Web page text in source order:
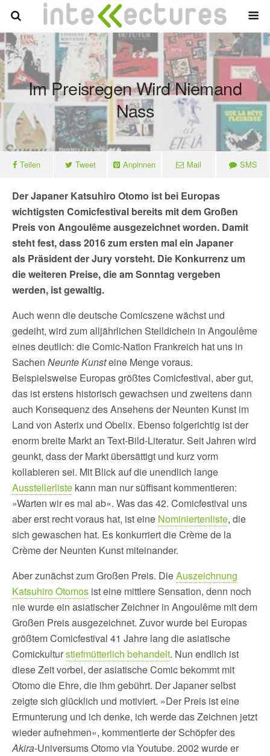
Im Preisregen Wird Niemand
Nass
Teilen Tweet Anpinnen Mail SMS
Der Japaner Katsuhiro Otomo ist bei Europas
wichtigsten Comicfestival bereits mit dem Großen
Preis von Angoulême ausgezeichnet worden. Damit
steht fest, dass 2016 zum ersten mal ein Japaner
als Präsident der Jury vorsteht. Die Konkurrenz um
die weiteren Preise, die am Sonntag vergeben
werden, ist gewaltig.
Auch wenn die deutsche Comicszene wächst und
gedeiht, wird zum alljährlichen Stelldichein in Angoulême
eines deutlich: die Comic-Nation Frankreich hat uns in
Sachen Neunte Kunsteine Menge voraus.
Beispielsweise Europas größtes Comicfestival, aber gut,
das ist erstens historisch gewachsen und zweitens dann
auch Konsequenz des Ansehens der Neunten Kunst im
Land von Asterix und Obelix. Ebenso folgerichtig ist der
enorm breite Markt an Text-Bild-Literatur. Seit Jahren wird
geunkt, dass der Markt übersättigt und kurz vorm
kollabieren sei. Mit Blick auf die unendlich lange
Ausstellerliste kann man nur süffisant kommentieren:
»Warten wir es mal ab«. Was das 42. Comicfestival uns
aber erst recht voraus hat, ist eine Nominiertenliste, die
sich gewaschen hat. Es konkurriert die Crème de la
Crème der Neunten Kunst miteinander.
Aber zunächst zum Großen Preis. DieAuszeichnung
Katsuhiro Otomos ist eine mittlere Sensation, denn noch
nie wurde ein asiatischer Zeichner in Angoulême mit dem
Großen Preis ausgezeichnet. Zuvor wurde bei Europas
größtem Comicfestival 41 Jahre lang die asiatische
Comickulturstiefmütterlich behandelt. Nun endlich ist
diese Zeit vorbei, der asiatische Comic bekommt mit
Otomo die Ehre, die ihm gebührt. Der Japaner selbst
zeigte sich glücklich und motiviert. »Der Preis ist eine
Ermunterung und ich denke, ich werde das Zeichnen jetzt
wieder aufnehmen«, kommentierte der Schöpfer des
Akira-Universums Otomo via Youtube. 2002 wurde er